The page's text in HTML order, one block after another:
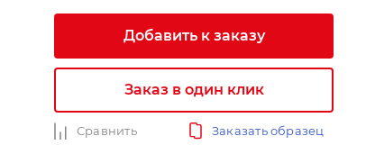
Добавить к заказу
Заказ в один клик
Сравнить
Заказать образец